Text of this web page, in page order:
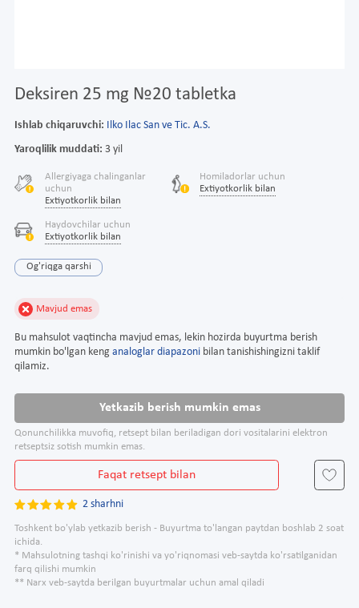
Deksiren 25 mg №20 tabletka
Ishlab chiqaruvchi: Ilko Ilac San ve Tic. A.S.
Yaroqlilik muddati: 3 yil
Allergiyaga chalinganlar
uchun
Extiyotkorlik bilan
Homiladorlar uchun
Extiyotkorlik bilan
Haydovchilar uchun
Extiyotkorlik bilan
Og'riqga qarshi
Mavjud emas
Bu mahsulot vaqtincha mavjud emas, lekin hozirda buyurtma berish
mumkin bo'lgan keng analoglar diapazoni bilan tanishishingizni taklif
qilamiz.
Yetkazib berish mumkin emas
Qonunchilikka muvofiq, retsept bilan beriladigan dori vositalarini elektron
retseptsiz sotish mumkin emas.
Faqat retsept bilan
2 sharhni
Toshkent bo'ylab yetkazib berish - Buyurtma to'langan paytdan boshlab 2 soat
ichida.
* Mahsulotning tashqi ko'rinishi va yo'riqnomasi veb-saytda ko'rsatilganidan
farq qilishi mumkin
** Narx veb-saytda berilgan buyurtmalar uchun amal qiladi